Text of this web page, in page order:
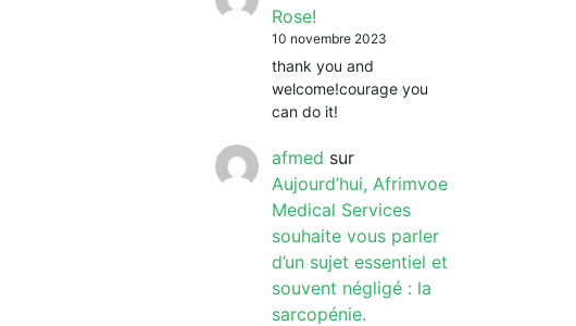
Rose!
10 novembre 2023
thank you and
welcome!courage you
can do it!
afmed sur
Aujourd’hui, Afrimvoe
Medical Services
souhaite vous parler
d’un sujet essentiel et
souvent négligé : la
sarcopénie.